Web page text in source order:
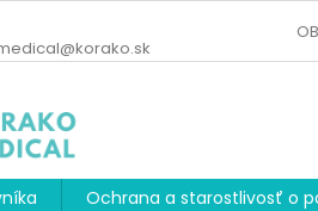
Ochrana a starostlivosť o